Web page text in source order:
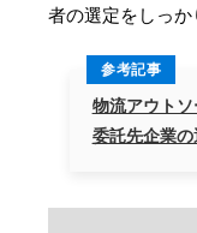
者の選定をしっか
参考記事
物流アウト
委託先企業